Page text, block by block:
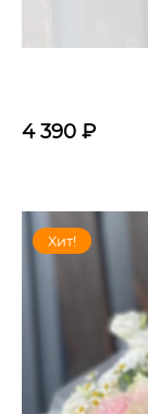
4 390 ₽
Хит!